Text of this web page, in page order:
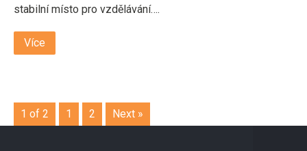
stabilní místo pro vzdělávání….
Více
1 of 2 1 2 Next »